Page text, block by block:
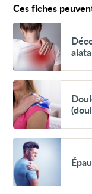
Ces fiches
Voir
Décollement
de
l'omoplate
(scapula
ou
ailes
d'ange)
Voir
Douleurs
aux
muscles
et
os
(douleurs
musculo-
squelettiques)
Voir
Épaule
gelée
(capsulite
rétractile)